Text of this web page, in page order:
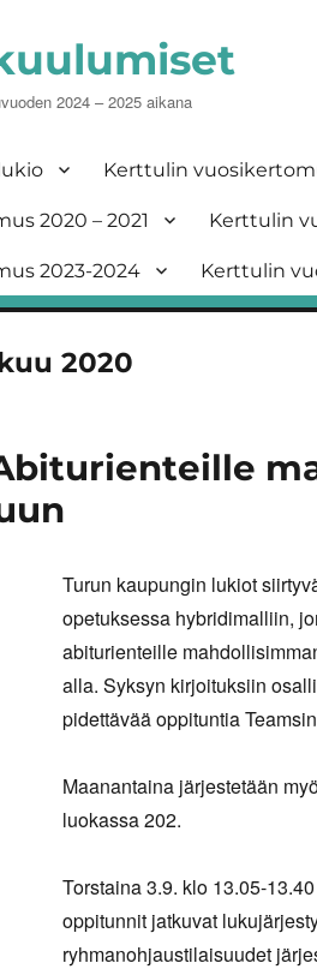
2024 – 2025 aikana
Kerttulin
2020 – 2021 Kerttulin
2023-2024 Kerttulin
2020
Turun kaupungin lukiot
opetuksessa hybridimalliin,
abiturienteille
alla. Syksyn kirjoituksiin
pidettävää oppituntia
Maanantaina järjestetään
luokassa 202.
Torstaina 3.9. klo 13.05-
oppitunnit jatkuvat
ryhmanohjaustilaisuudet